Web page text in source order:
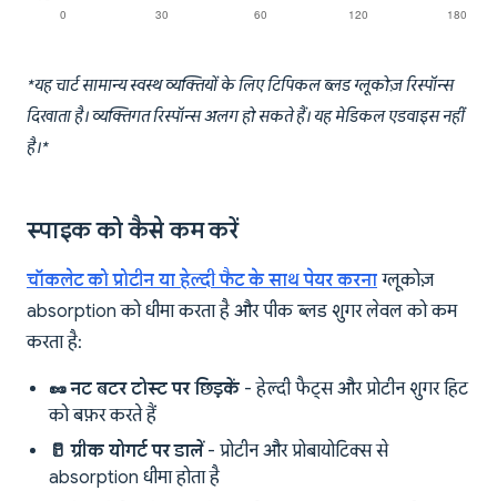
*यह चार्ट सामान्य स्वस्थ व्यक्तियों के लिए टिपिकल ब्लड ग्लूकोज़ रिस्पॉन्स
दिखाता है। व्यक्तिगत रिस्पॉन्स अलग हो सकते हैं। यह मेडिकल एडवाइस नहीं
है।*
स्पाइक को कैसे कम करें
चॉकलेट को प्रोटीन या हेल्दी फैट के साथ पेयर करना ग्लूकोज़
absorption को धीमा करता है और पीक ब्लड शुगर लेवल को कम
करता है:
🥜 नट बटर टोस्ट पर छिड़कें - हेल्दी फैट्स और प्रोटीन शुगर हिट
को बफ़र करते हैं
🥛 ग्रीक योगर्ट पर डालें- प्रोटीन और प्रोबायोटिक्स से
absorption धीमा होता है